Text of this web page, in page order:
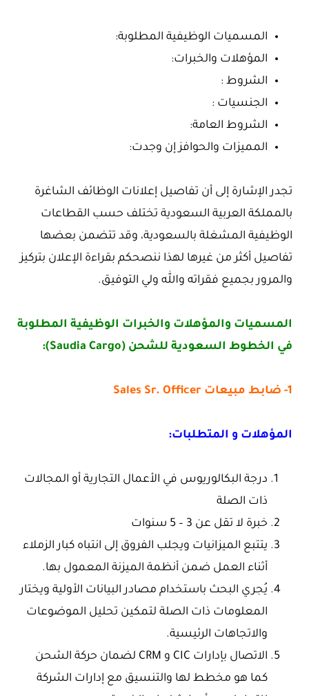
المسميات الوظيفية المطلوبة:
المؤهلات والخبرات:
الشروط :
الجنسيات :
الشروط العامة:
المميزات والحوافز إن وجدت:
تجدر الإشارة إلى أن تفاصيل إعلانات الوظائف الشاغرة
بالمملكة العربية السعودية تختلف حسب القطاعات
الوظيفية المشغلة بالسعودية، وقد تتضمن بعضها
تفاصيل أكثر من غيرها لهذا ننصحكم بقراءة الإعلان بتركيز
والمرور بجميع فقراته والله ولي التوفيق.
المسميات والمؤهلات والخبرات الوظيفية المطلوبة
في الخطوط السعودية للشحن (Saudia Cargo):
1- ضابط مبيعات Sales Sr. Officer
المؤهلات و المتطلبات:
درجة البكالوريوس في الأعمال التجارية أو المجالات
ذات الصلة
خبرة لا تقل عن 3 – 5 سنوات
يتتبع الميزانيات ويجلب الفروق إلى انتباه كبار الزملاء
أثناء العمل ضمن أنظمة الميزنة المعمول بها.
يُجري البحث باستخدام مصادر البيانات الأولية ويختار
المعلومات ذات الصلة لتمكين تحليل الموضوعات
والاتجاهات الرئيسية.
الاتصال بإدارات CIC و CRM لضمان حركة الشحن
كما هو مخطط لها والتنسيق مع إدارات الشركة